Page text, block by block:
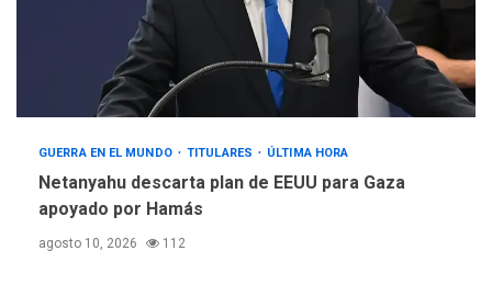
GUERRA EN EL MUNDO TITULARES ÚLTIMA HORA
Netanyahu descarta plan de EEUU para Gaza
apoyado por Hamás
agosto 10, 2026 112